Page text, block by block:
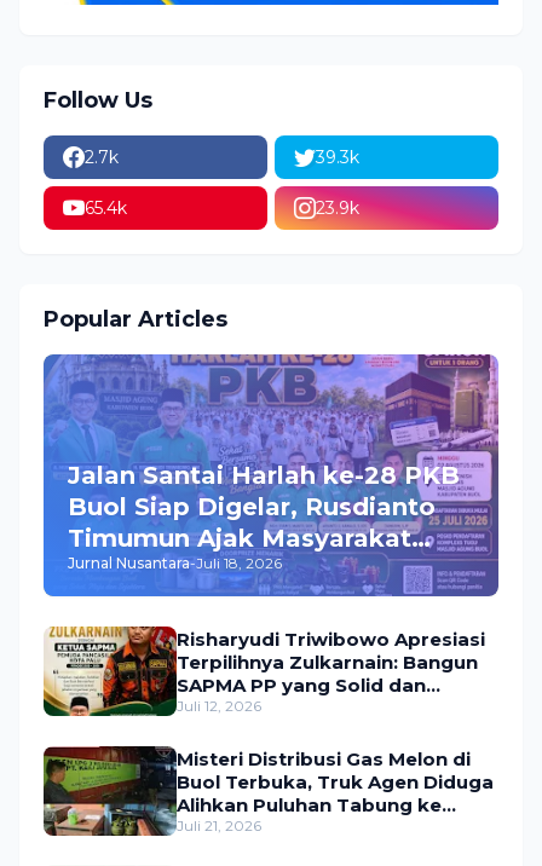
Follow Us
2.7k 39.3k
65.4k 23.9k
Popular Articles
Jalan Santai Harlah ke-28 PKB
Buol Siap Digelar, Rusdianto
Timumun Ajak Masyarakat
Meriahkan Acara, Hadiah
Utama Umroh Menanti Peserta
Jurnal Nusantara-Juli 18, 2026
Risharyudi Triwibowo Apresiasi
Terpilihnya Zulkarnain: Bangun
SAPMA PP yang Solid dan
Bermanfaat bagi Masyarakat
Juli 12, 2026
Misteri Distribusi Gas Melon di
Buol Terbuka, Truk Agen Diduga
Alihkan Puluhan Tabung ke
Lokasi Tak Resmi
Juli 21, 2026